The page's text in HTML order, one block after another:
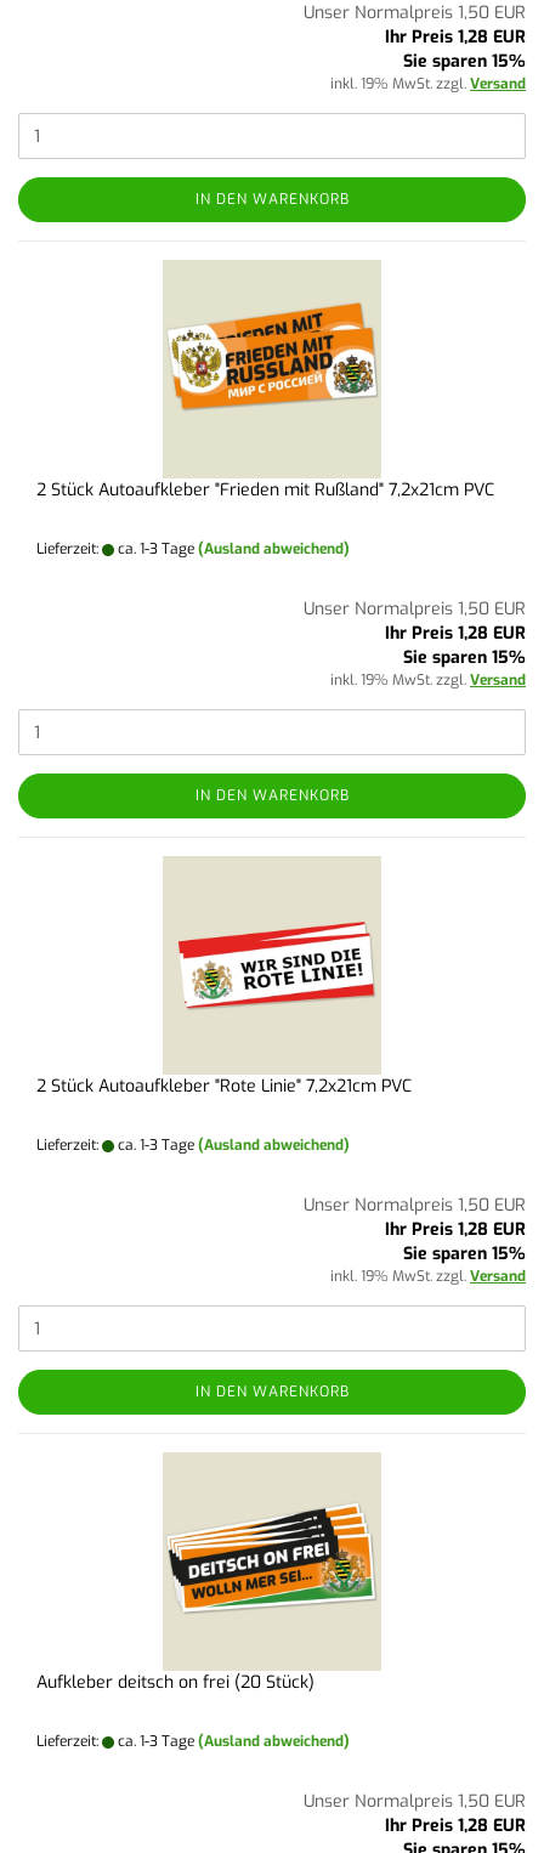
Unser Normalpreis 1,50 EUR
Ihr Preis 1,28 EUR
Sie sparen 15%
inkl. 19% MwSt. zzgl.Versand
IN DEN WARENKORB
2 Stück Autoaufkleber "Frieden mit Rußland" 7,2x21cm PVC
Lieferzeit: ca. 1-3 Tage(Ausland abweichend)
Unser Normalpreis 1,50 EUR
Ihr Preis 1,28 EUR
Sie sparen 15%
inkl. 19% MwSt. zzgl.Versand
IN DEN WARENKORB
2 Stück Autoaufkleber "Rote Linie" 7,2x21cm PVC
Lieferzeit: ca. 1-3 Tage(Ausland abweichend)
Unser Normalpreis 1,50 EUR
Ihr Preis 1,28 EUR
Sie sparen 15%
inkl. 19% MwSt. zzgl.Versand
IN DEN WARENKORB
Aufkleber deitsch on frei (20 Stück)
Lieferzeit: ca. 1-3 Tage(Ausland abweichend)
Unser Normalpreis 1,50 EUR
Ihr Preis 1,28 EUR